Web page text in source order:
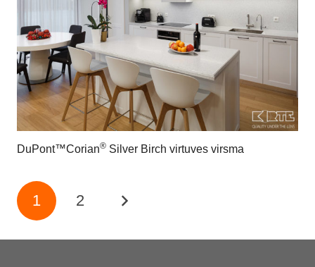
DuPont™Corian® Silver Birch virtuves virsma
1 2